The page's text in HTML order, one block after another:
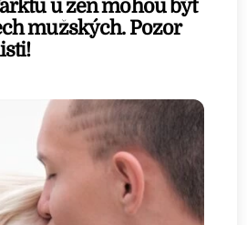
u žen mohou být
mužských. Pozor